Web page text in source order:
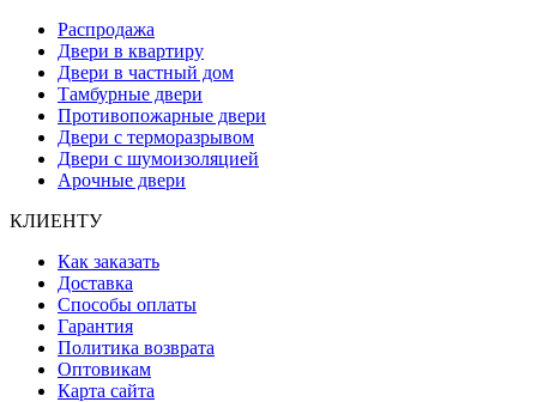
Распродажа
Двери в квартиру
Двери в частный дом
Тамбурные двери
Противопожарные двери
Двери с терморазрывом
Двери с шумоизоляцией
Арочные двери
КЛИЕНТУ
Как заказать
Доставка
Способы оплаты
Гарантия
Политика возврата
Оптовикам
Карта сайта